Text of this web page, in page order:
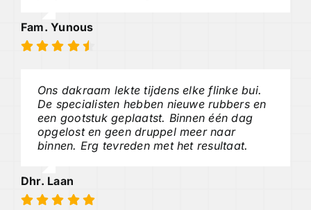
Fam. Yunous
Ons dakraam lekte tijdens elke flinke bui.
De specialisten hebben nieuwe rubbers en
een gootstuk geplaatst. Binnen één dag
opgelost en geen druppel meer naar
binnen. Erg tevreden met het resultaat.
Dhr. Laan